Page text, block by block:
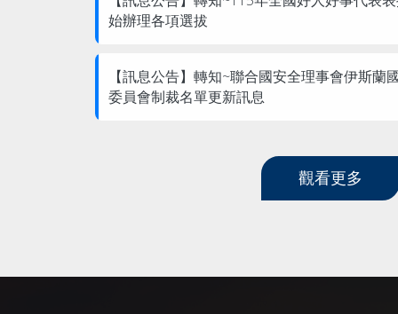
始辦理各項選拔
【訊息公告】 轉知~聯合國安全理事會伊斯蘭
委員會制裁名單更新訊息
觀看更多